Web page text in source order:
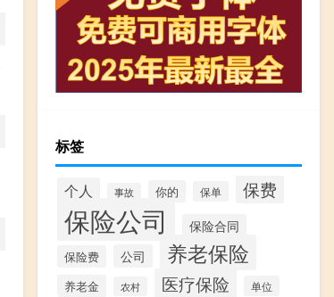
标签
个人 事故 你的 保单 保费
保险公司 保险合同
保险费 公司 养老保险
养老金 农村 医疗保险 单位